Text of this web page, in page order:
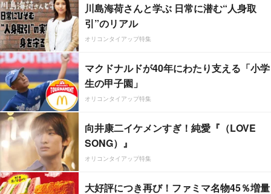
川島海荷さんと学ぶ 日常に潜む“人身取
引”のリアル
オリコンタイアップ特集
マクドナルドが40年にわたり支える「小学
生の甲子園」
オリコンタイアップ特集
向井康二イケメンすぎ！純愛『（LOVE
SONG）』
オリコンタイアップ特集
大好評につき再び！ファミマ名物45％増量